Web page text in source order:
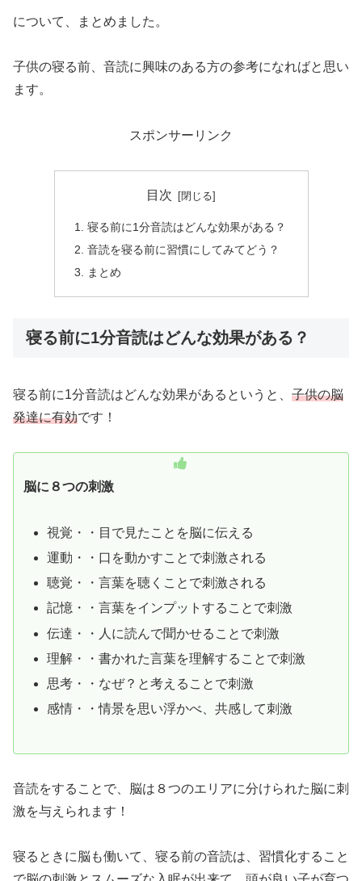
について、まとめました。
子供の寝る前、音読に興味のある方の参考になればと思い
ます。
スポンサーリンク
目次
寝る前に1分音読はどんな効果がある？
音読を寝る前に習慣にしてみてどう？
まとめ
寝る前に1分音読はどんな効果がある？
寝る前に1分音読はどんな効果があるというと、 子供の脳
発達に有効です！
脳に８つの刺激
視覚・・目で見たことを脳に伝える
運動・・口を動かすことで刺激される
聴覚・・言葉を聴くことで刺激される
記憶・・言葉をインプットすることで刺激
伝達・・人に読んで聞かせることで刺激
理解・・書かれた言葉を理解することで刺激
思考・・なぜ？と考えることで刺激
感情・・情景を思い浮かべ、共感して刺激
音読をすることで、脳は８つのエリアに分けられた脳に刺
激を与えられます！
寝るときに脳も働いて、寝る前の音読は、習慣化すること